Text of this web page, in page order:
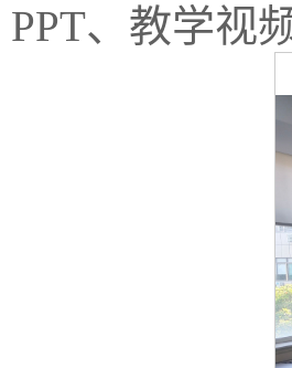
PPT、教学视